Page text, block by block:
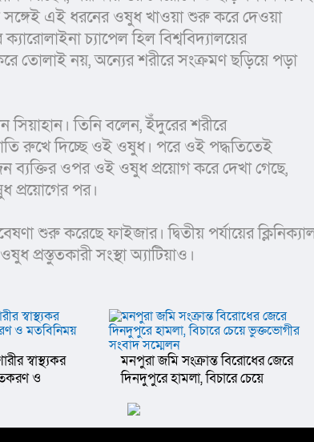
এই ধরনের ওষুধ খাওয়া শুরু করে দেওয়া
চ্যাপেল হিল বিশ্ববিদ্যালয়ের
তোলাই নয়, অন্যের শরীরে সংক্রমণ ছড়িয়ে পড়া
রুখে দিচ্ছে ওই ওষুধ। পরে ওই পদ্ধতিতেই
ব্যক্তির ওপর ওই ওষুধ প্রয়োগ করে দেখা গেছে,
প্রয়োগের পর।
প্রস্তুতকারী সংস্থা অ্যাটিয়াও।
স্বাস্থ্যকর
ও
মনপুরা জমি সংক্রান্ত বিরোধের জেরে
দিনদুপুরে হামলা, বিচারে চেয়ে